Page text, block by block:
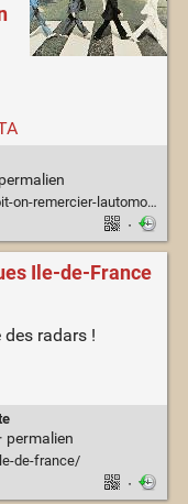
permalien
qui-sarrete-a-un-passage-pieton/
·
Ile-de-France
radars !
permalien
de-france/
·